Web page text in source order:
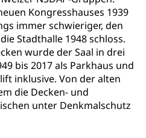
Kongresshauses 1939
immer schwieriger, den
Stadthalle 1948 schloss.
wurde der Saal in drei
bis 2017 als Parkhaus und
inklusive. Von der alten
die Decken- und
unter Denkmalschutz